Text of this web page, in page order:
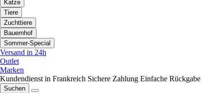
Katze
Tiere
Zuchttiere
Bauernhof
Sommer-Special
Versand in 24h
Outlet
Marken
Kundendienst in Frankreich Sichere Zahlung Einfache Rückgabe
Suchen